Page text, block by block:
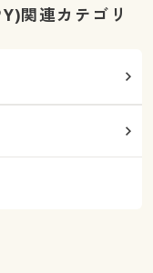
関連カテゴリ